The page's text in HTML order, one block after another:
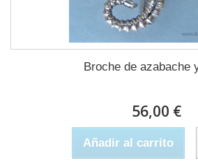
Broche de azabache
56,00 €
Añadir al carrito